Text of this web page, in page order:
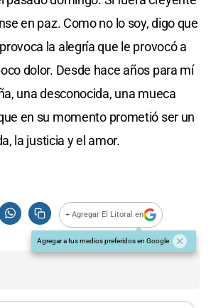
en paz. Como no lo soy, digo que
la alegría que le provocó a
dolor. Desde hace años para mí
una desconocida, una mueca
en su momento prometió ser un
la justicia y el amor.
+ Agregar El Litoral en
Agregar a tus medios preferidos en Google